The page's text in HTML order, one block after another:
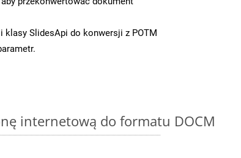
klasy SlidesApi do konwersji z POTM
internetową do formatu DOCM